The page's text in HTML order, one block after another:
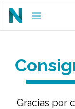
Gracias por